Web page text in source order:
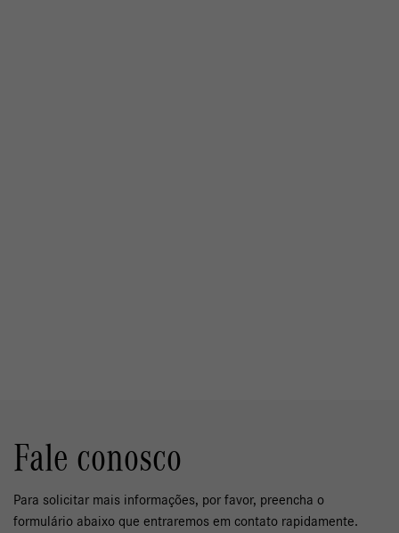
Fale conosco
Para solicitar mais informações, por favor, preencha o
formulário abaixo que entraremos em contato rapidamente.